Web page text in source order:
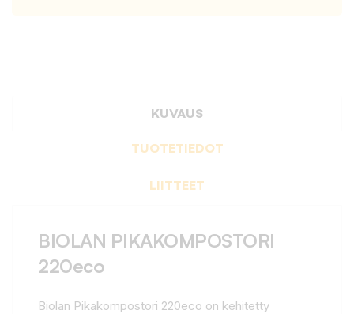
KUVAUS
TUOTETIEDOT
LIITTEET
BIOLAN PIKAKOMPOSTORI
220eco
Biolan Pikakompostori 220eco on kehitetty